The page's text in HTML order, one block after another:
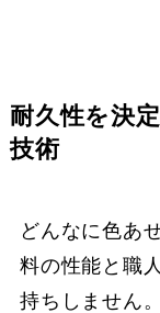
耐久性を決
技術
どんなに色あ
料の性能と職
持ちしません。